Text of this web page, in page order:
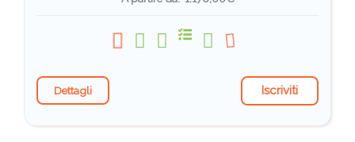
Dettagli Iscriviti